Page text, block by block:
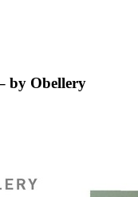
by Obellery